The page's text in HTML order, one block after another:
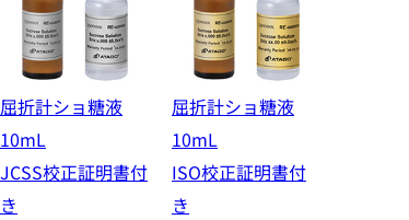
屈折計ショ糖液
10mL
JCSS校正証明書付
き
屈折計ショ糖液
10mL
ISO校正証明書付
き